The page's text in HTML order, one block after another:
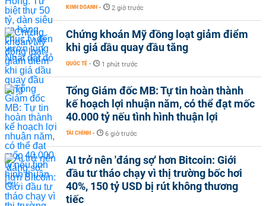
KINH DOANH - 2 giờ trước
Chứng khoán Mỹ đồng loạt giảm điểm
khi giá dầu quay đầu tăng
QUỐC TẾ - 1 phút trước
Tổng Giám đốc MB: Tự tin hoàn thành
kế hoạch lợi nhuận năm, có thể đạt mốc
40.000 tỷ nếu tình hình thuận lợi
TÀI CHÍNH - 6 giờ trước
AI trở nên 'đáng sợ' hơn Bitcoin: Giới
đầu tư tháo chạy vì thị trường bốc hơi
40%, 150 tỷ USD bị rút không thương
tiếc